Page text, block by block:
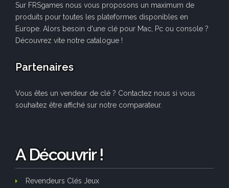
Sur FRSgames nous vous proposons un maximum de
produits pour toutes les plateformes disponibles en
Europe. Alors besoin d'une clé pour Mac, Pc ou console ?
Découvrez vite notre catalogue !
Partenaires
Vous êtes un vendeur de clé ? Contactez nous si vous
souhaitez être affiché sur notre comparateur.
A Découvrir !
Revendeurs Clés Jeux